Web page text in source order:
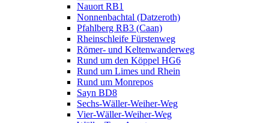
Nauort RB1
Nonnenbachtal (Datzeroth)
Pfahlberg RB3 (Caan)
Rheinschleife Fürstenweg
Römer- und Keltenwanderweg
Rund um den Köppel HG6
Rund um Limes und Rhein
Rund um Monrepos
Sayn BD8
Sechs-Wäller-Weiher-Weg
Vier-Wäller-Weiher-Weg